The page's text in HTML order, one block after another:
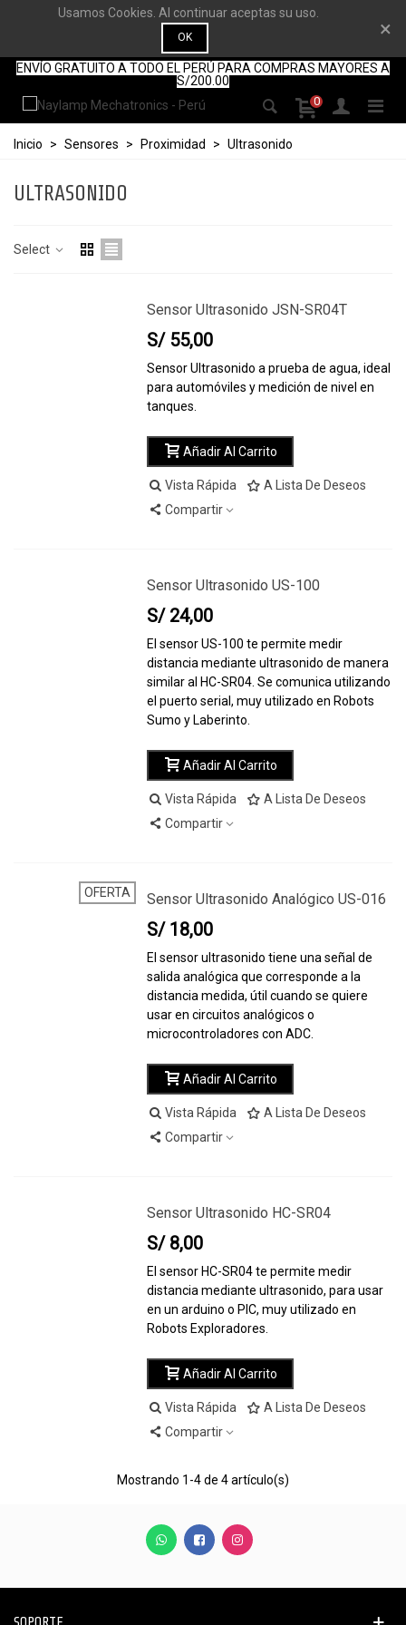
Usamos Cookies. Al continuar aceptas su uso.
OK ×
ENVÍO GRATUITO A TODO EL PERÚ PARA COMPRAS MAYORES A
S/200.00
0
Inicio > Sensores > Proximidad > Ultrasonido
ULTRASONIDO
Select
Sensor Ultrasonido JSN-SR04T
S/ 55,00
Sensor Ultrasonido a prueba de agua, ideal
para automóviles y medición de nivel en
tanques.
Añadir Al Carrito
Vista Rápida
A Lista De Deseos
Compartir
Sensor Ultrasonido US-100
S/ 24,00
El sensor US-100 te permite medir
distancia mediante ultrasonido de manera
similar al HC-SR04. Se comunica utilizando
el puerto serial, muy utilizado en Robots
Sumo y Laberinto.
Añadir Al Carrito
Vista Rápida
A Lista De Deseos
Compartir
OFERTA Sensor Ultrasonido Analógico US-016
S/ 18,00
El sensor ultrasonido tiene una señal de
salida analógica que corresponde a la
distancia medida, útil cuando se quiere
usar en circuitos analógicos o
microcontroladores con ADC.
Añadir Al Carrito
Vista Rápida
A Lista De Deseos
Compartir
Sensor Ultrasonido HC-SR04
S/ 8,00
El sensor HC-SR04 te permite medir
distancia mediante ultrasonido, para usar
en un arduino o PIC, muy utilizado en
Robots Exploradores.
Añadir Al Carrito
Vista Rápida
A Lista De Deseos
Compartir
Mostrando 1 -4 de 4 artículo(s)